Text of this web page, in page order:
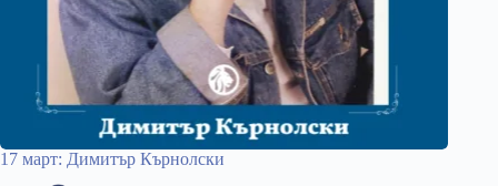
17 март: Димитър Кърнолски